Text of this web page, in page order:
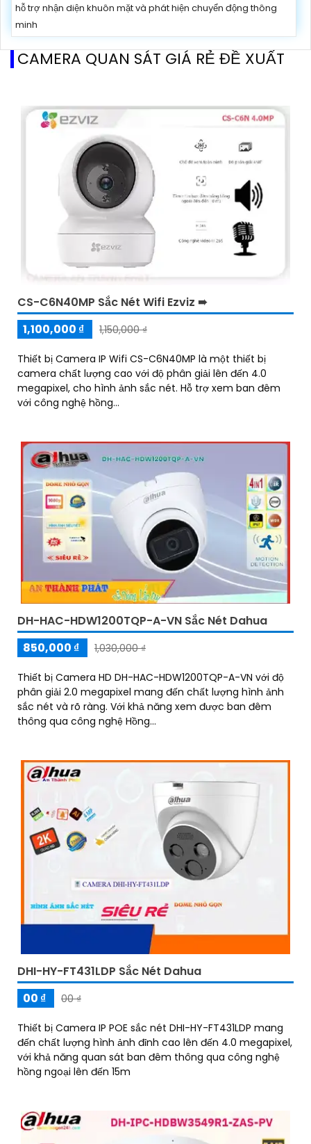
hỗ trợ nhận diện khuôn mặt và phát hiện chuyển động thông
minh
CAMERA QUAN SÁT GIÁ RẺ ĐỀ XUẤT
CS-C6N40MP Sắc Nét Wifi Ezviz ➠
1,100,000 ₫
1,150,000 ₫
Thiết bị Camera IP Wifi CS-C6N40MP là một thiết bị
camera chất lượng cao với độ phân giải lên đến 4.0
megapixel, cho hình ảnh sắc nét. Hỗ trợ xem ban đêm
với công nghệ hồng...
DH-HAC-HDW1200TQP-A-VN Sắc Nét Dahua
850,000 ₫
1,030,000 ₫
Thiết bị Camera HD DH-HAC-HDW1200TQP-A-VN với độ
phân giải 2.0 megapixel mang đến chất lượng hình ảnh
sắc nét và rõ ràng. Với khả năng xem được ban đêm
thông qua công nghệ Hồng...
DHI-HY-FT431LDP Sắc Nét Dahua
00 ₫
00 ₫
Thiết bị Camera IP POE sắc nét DHI-HY-FT431LDP mang
đến chất lượng hình ảnh đỉnh cao lên đến 4.0 megapixel,
với khả năng quan sát ban đêm thông qua công nghệ
hồng ngoại lên đến 15m